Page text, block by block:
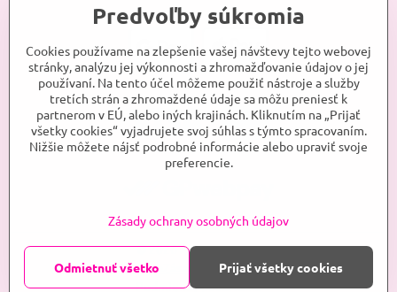
©2026ANJELKA, s.r.o.
Predvoľby súkromia
Zásady ochrany osobných údajov
Podmienky používania
Predvoľby súkromia
Cookies používame na zlepšenie vašej návštevy tejto webovej
stránky, analýzu jej výkonnosti a zhromažďovanie údajov o jej
používaní. Na tento účel môžeme použiť nástroje a služby
tretích strán a zhromaždené údaje sa môžu preniesť k
partnerom v EÚ, alebo iných krajinách. Kliknutím na „Prijať
všetky cookies“ vyjadrujete svoj súhlas s týmto spracovaním.
Nižšie môžete nájsť podrobné informácie alebo upraviť svoje
preferencie.
Zásady ochrany osobných údajov
Prijať všetky cookies
Odmietnuť všetko